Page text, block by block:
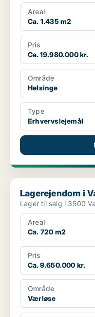
Areal
Ca. 1.435 m2
Pris
Ca. 19.980.000 kr.
Område
Helsinge
Type
Erhvervslejemål
Lagerejendom i Værløse
Lagerejendom i
Lager til salg i 3500
Areal
Ca. 720 m2
Pris
Ca. 9.650.000 kr.
Område
Værløse